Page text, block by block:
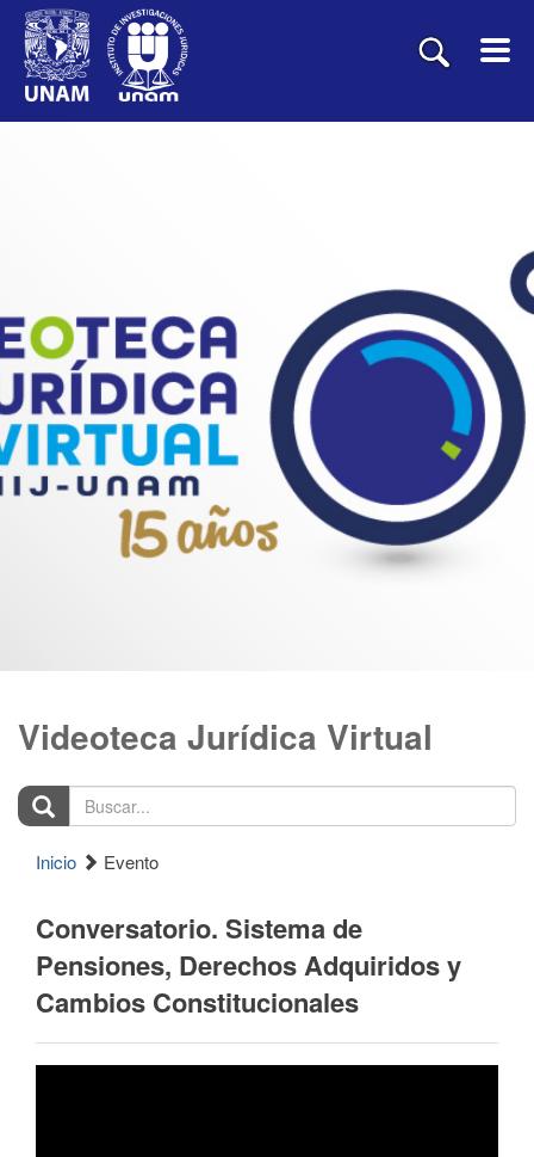
Videoteca Jurídica Virtual
Buscar...
Inicio Evento
Conversatorio. Sistema de
Pensiones, Derechos Adquiridos y
Cambios Constitucionales